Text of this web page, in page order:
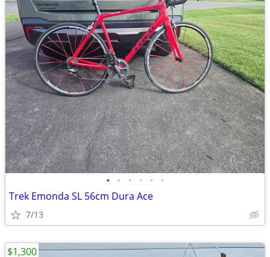
• • • • • •
Trek Emonda SL 56cm Dura Ace
7/13
$1,300